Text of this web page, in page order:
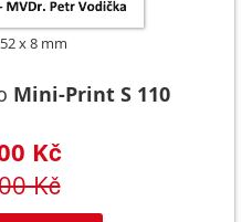
52 x 8 mm
Mini-Print S 110
Kč
Kč